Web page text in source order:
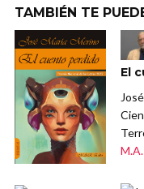
TAMBIÉN TE
El